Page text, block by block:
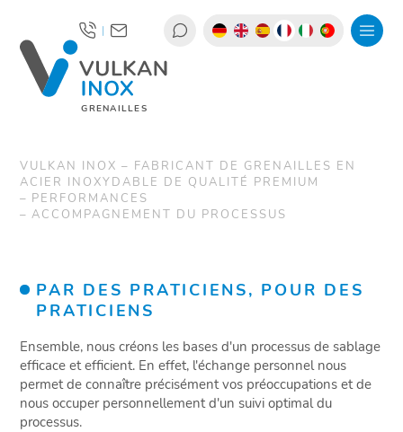
GRENAILLES
|
VULKAN INOX – FABRICANT DE GRENAILLES EN
ACIER INOXYDABLE DE QUALITÉ PREMIUM
PERFORMANCES
ACCOMPAGNEMENT DU PROCESSUS
PAR DES PRATICIENS, POUR DES
PRATICIENS
Ensemble, nous créons les bases d'un processus de sablage
efficace et efficient. En effet, l'échange personnel nous
permet de connaître précisément vos préoccupations et de
nous occuper personnellement d'un suivi optimal du
processus.